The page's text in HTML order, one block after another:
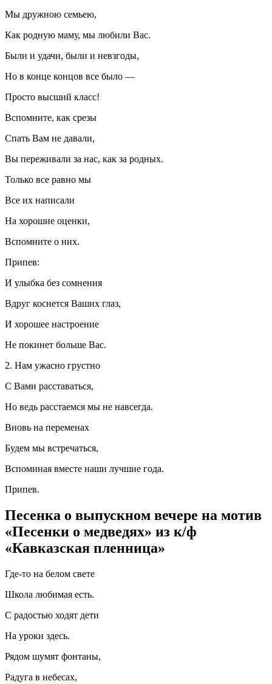
Мы дружною семьею,
Как родную маму, мы любили Вас.
Были и удачи, были и невзгоды,
Но в конце концов все было —
Просто высший класс!
Вспомните, как срезы
Спать Вам не давали,
Вы переживали за нас, как за родных.
Только все равно мы
Все их написали
На хорошие оценки,
Вспомните о них.
Припев:
И улыбка без сомнения
Вдруг коснется Ваших глаз,
И хорошее настроение
Не покинет больше Вас.
2. Нам ужасно грустно
С Вами расставаться,
Но ведь расстаемся мы не навсегда.
Вновь на переменах
Будем мы встречаться,
Вспоминая вместе наши лучшие года.
Припев.
Песенка о выпускном вечере на мотив
«Песенки о медведях» из к/ф
«Кавказская пленница»
Где-то на белом свете
Школа любимая есть.
С радостью ходят дети
На уроки здесь.
Рядом шумят фонтаны,
Радуга в небесах,